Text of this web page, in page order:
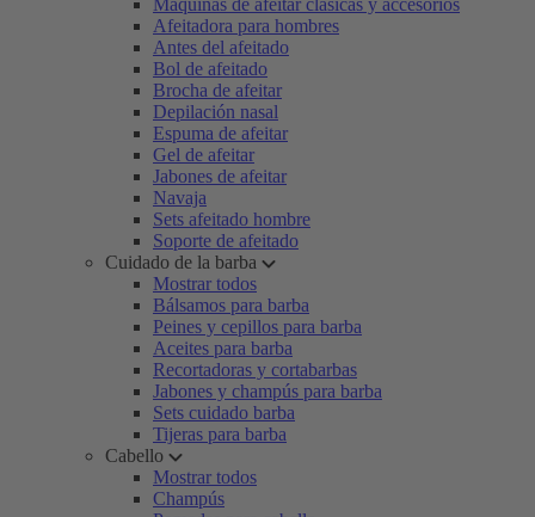
Máquinas de afeitar clásicas y accesorios
Afeitadora para hombres
Antes del afeitado
Bol de afeitado
Brocha de afeitar
Depilación nasal
Espuma de afeitar
Gel de afeitar
Jabones de afeitar
Navaja
Sets afeitado hombre
Soporte de afeitado
Cuidado de la barba
Mostrar todos
Bálsamos para barba
Peines y cepillos para barba
Aceites para barba
Recortadoras y cortabarbas
Jabones y champús para barba
Sets cuidado barba
Tijeras para barba
Cabello
Mostrar todos
Champús